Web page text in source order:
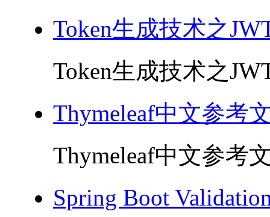
Token生成技术之
Token生成技术之
Thymeleaf中文参考
Thymeleaf中文参考
Spring Boot